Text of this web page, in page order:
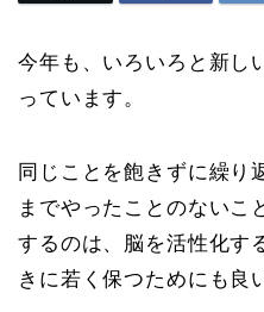
今年も、いろいろと新し
っています。
同じことを飽きずに繰り
までやったことのないこ
するのは、脳を活性化す
きに若く保つためにも良